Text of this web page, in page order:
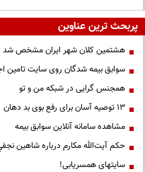
پربحث ترین عناوین
هشتمین کلان شهر ایران مشخص شد
سوابق بیمه شدگان روی سایت تامین
همجنس گرایی در شبکه من و تو
13 توصیه آسان برای رفع بوی بد دهان
مشاهده سامانه آنلاين سوابق بیمه
حكم آيت‌الله مكارم درباره شاهين
سایتهای همسریابی!